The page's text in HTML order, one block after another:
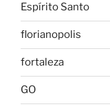
Espírito Santo
florianopolis
fortaleza
GO